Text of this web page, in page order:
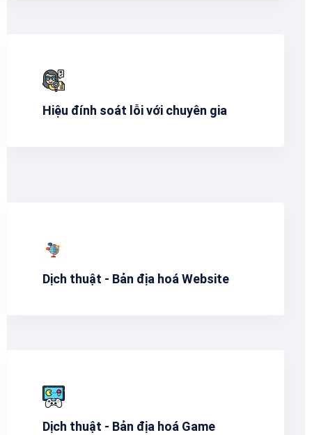
Hiệu đính soát lỗi với chuyên gia
Dịch thuật - Bản địa hoá Website
Dịch thuật - Bản địa hoá Game